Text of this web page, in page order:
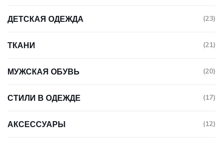
ДЕТСКАЯ ОДЕЖДА (23)
ТКАНИ (21)
МУЖСКАЯ ОБУВЬ (20)
СТИЛИ В ОДЕЖДЕ (17)
АКСЕССУАРЫ (12)